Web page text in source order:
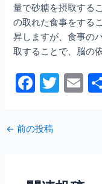
量で砂糖を摂取する
の取れた食事をする
昇しますが、食事の
取することで、脳の
F
c
e
o
T
E
← 前の投稿